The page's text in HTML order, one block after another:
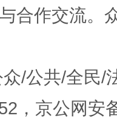
合作交流。
/公共/全民/
，京公网安